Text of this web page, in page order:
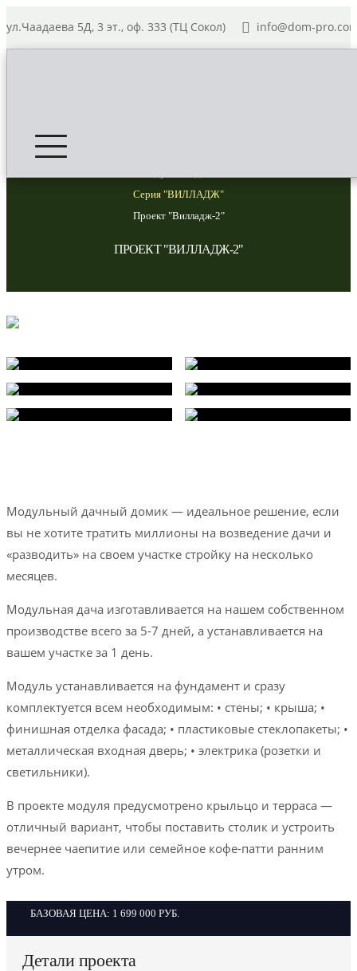
5Д, 3 эт., оф. 333 (ТЦ Сокол) info@dom-
Серия "ВИЛЛАДЖ"
Проект "Вилладж-2"
ПРОЕКТ "ВИЛЛАДЖ-2"
Модульный дачный домик — идеальное решение, если
вы не хотите тратить миллионы на возведение дачи и
«разводить» на своем участке стройку на несколько
месяцев.
Модульная дача изготавливается на нашем собственном
производстве всего за 5-7 дней, а устанавливается на
вашем участке за 1 день.
Модуль устанавливается на фундамент и сразу
комплектуется всем необходимым: • стены; • крыша; •
финишная отделка фасада; • пластиковые стеклопакеты; •
металлическая входная дверь; • электрика (розетки и
светильники).
В проекте модуля предусмотрено крыльцо и терраса —
отличный вариант, чтобы поставить столик и устроить
вечернее чаепитие или семейное кофе-патти ранним
утром.
БАЗОВАЯ ЦЕНА: 1 699 000 РУБ.
Детали проекта